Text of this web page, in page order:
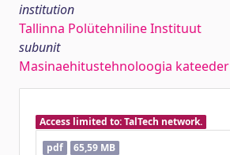
institution
Tallinna Polütehniline Instituut
subunit
Masinaehitustehnoloogia kateeder
Access limited to: TalTech network.
pdf
65,59 MB